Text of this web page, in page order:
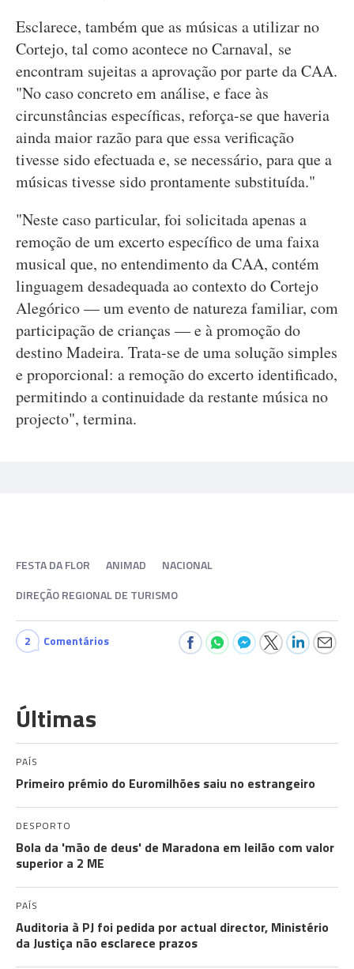
Esclarece, também que as músicas a utilizar no
Cortejo, tal como acontece no Carnaval, se
encontram sujeitas a aprovação por parte da CAA.
"No caso concreto em análise, e face às
circunstâncias específicas, reforça-se que haveria
ainda maior razão para que essa verificação
tivesse sido efectuada e, se necessário, para que a
músicas tivesse sido prontamente substituída."
"Neste caso particular, foi solicitada apenas a
remoção de um excerto específico de uma faixa
musical que, no entendimento da CAA, contém
linguagem desadequada ao contexto do Cortejo
Alegórico — um evento de natureza familiar, com
participação de crianças — e à promoção do
destino Madeira. Trata-se de uma solução simples
e proporcional: a remoção do excerto identificado,
permitindo a continuidade da restante música no
projecto", termina.
FESTA DA FLOR ANIMAD
NACIONAL
DIREÇÃO REGIONAL DE TURISMO
2 Comentários
Últimas
PAÍS
Primeiro prémio do Euromilhões saiu no estrangeiro
DESPORTO
Bola da 'mão de deus' de Maradona em leilão com valor
superior a 2 ME
PAÍS
Auditoria à PJ foi pedida por actual director, Ministério
da Justiça não esclarece prazos